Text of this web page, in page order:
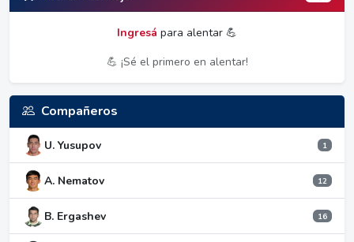
Ingresá para alentar 💪
💪 ¡Sé el primero en alentar!
Compañeros
U. Yusupov 1
A. Nematov 12
B. Ergashev 16